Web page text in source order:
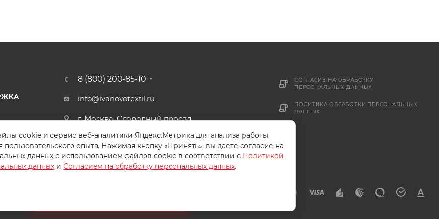
8 (800) 200-85-10
info@ivanovotextil.ru
г. Москва, Огородный проезд,
СОГЛАСИЕ НА ОБРАБОТКУ
ПЕРСОНАЛЬНЫХ ДАННЫХ
ПОЛИТИКА ОБРАБОТКИ ПЕРСОНАЛЬНЫХ
ДАННЫХ
cookie и сервис веб-аналитики Яндекс.Метрика для анализа работы
пользовательского опыта. Нажимая кнопку «Принять», вы даете согласие на
данных с использованием файлов cookie в соответствии с Политикой
данных и Согласием на обработку персональных данных.